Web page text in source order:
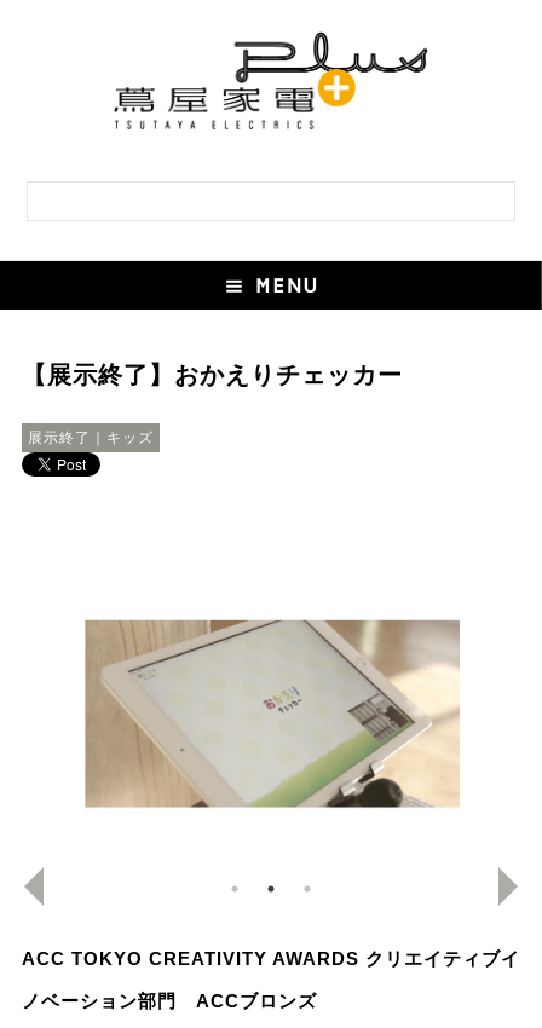
【展示終了】おかえりチェッカー
展示終了｜キッズ
ACC TOKYO CREATIVITY AWARDS クリエイティブイ
ノベーション部門 ACCブロンズ